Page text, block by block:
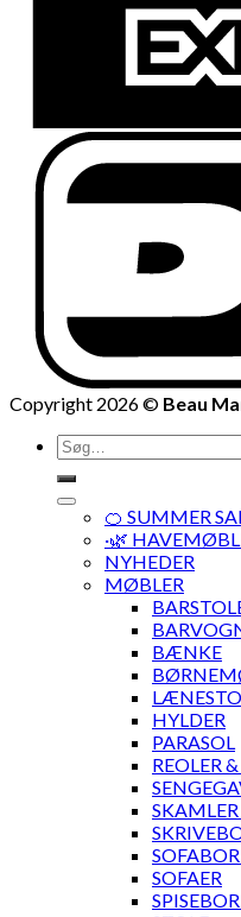
Copyright 2026 © Beau
Søg
efter:
🍊 SUMMER
·🌿
NYHEDER
MØBLER
BÆNKE
HYLDER
PARASOL
REOLER
SOFAER